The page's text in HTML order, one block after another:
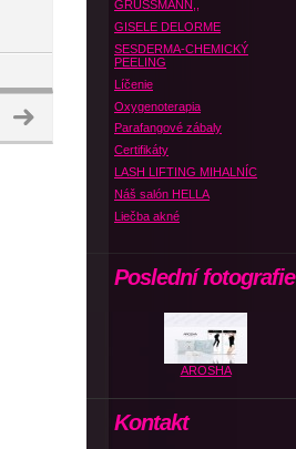
GRUSSMANN,,
GISELE DELORME
SESDERMA-CHEMICKÝ
PEELING
Líčenie
Oxygenoterapia
Parafangové zábaly
Certifikáty
LASH LIFTING MIHALNÍC
Náš salón HELLA
Liečba akné
Poslední fotografie
AROSHA
Kontakt